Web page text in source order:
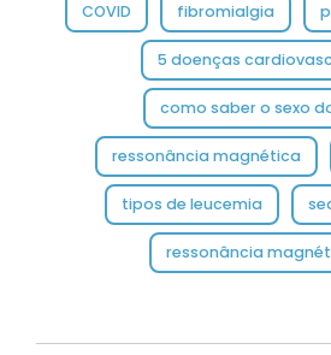
COVID fibromialgia
5 doenças
como saber o sexo
ressonância magnética
tipos de leucemia
ressonância